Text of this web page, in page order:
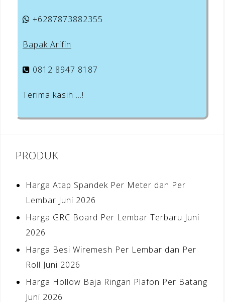
+6287873882355
Bapak Arifin
0812 8947 8187
Terima kasih …!
PRODUK
Harga Atap Spandek Per Meter dan Per
Lembar Juni 2026
Harga GRC Board Per Lembar Terbaru Juni
2026
Harga Besi Wiremesh Per Lembar dan Per
Roll Juni 2026
Harga Hollow Baja Ringan Plafon Per Batang
Juni 2026